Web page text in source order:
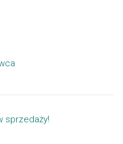
sprzedaży!